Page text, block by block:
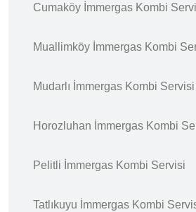
Cumaköy İmmergas Kombi
Muallimköy İmmergas Kombi
Mudarlı İmmergas Kombi Servisi
Horozluhan İmmergas Kombi
Pelitli İmmergas Kombi Servisi
Tatlıkuyu İmmergas Kombi